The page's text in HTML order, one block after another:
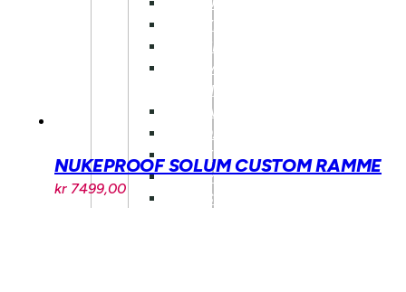
STYRE
STEM
HEV/SENK
SALPINNE
KRANK
PEDALER
HJELM
PUMPE
VESKER
NUKEPROOF SOLUM CUSTOM RAMME
kr 7499,00